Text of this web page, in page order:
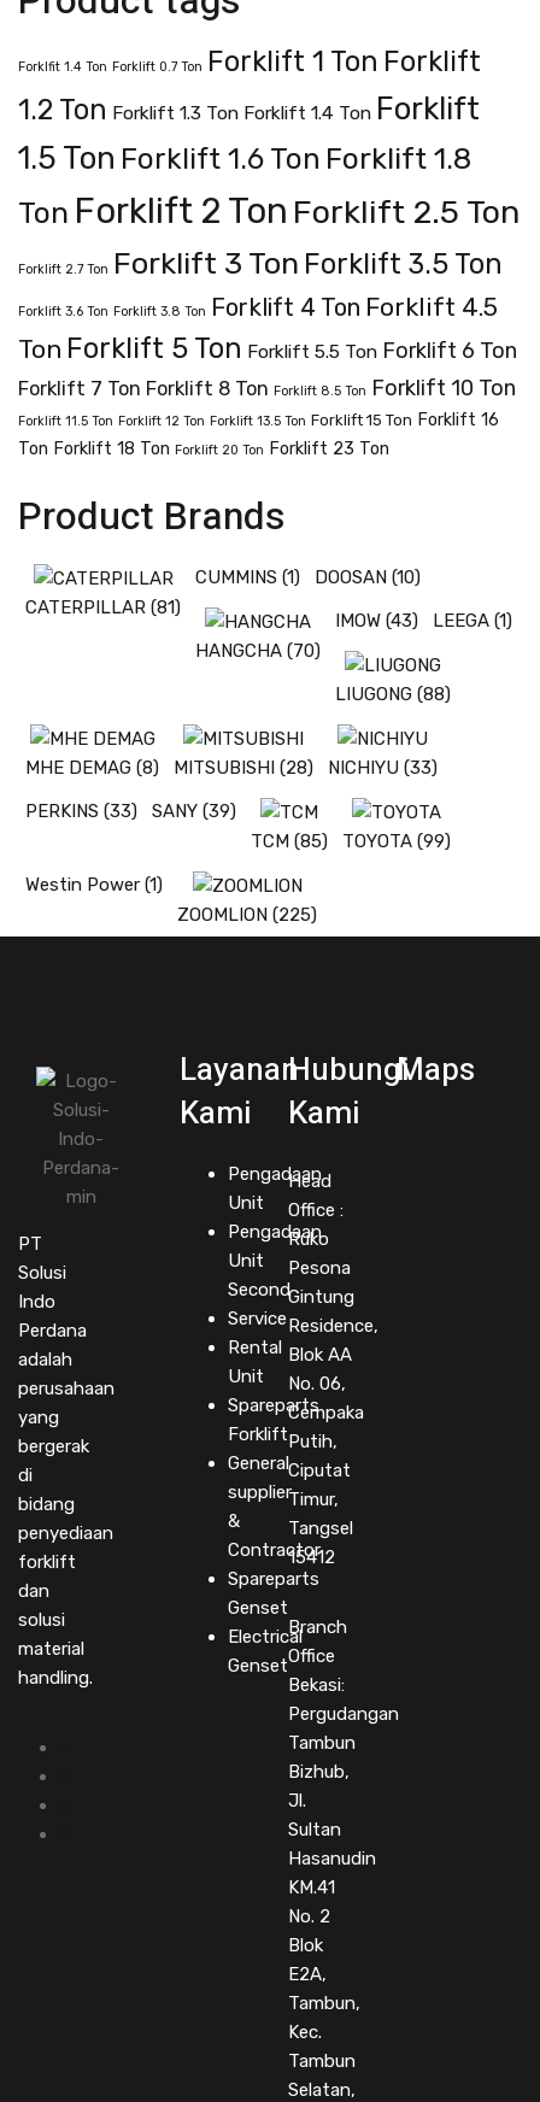
Forklfit 1.4 Ton Forklift 0.7 Ton Forklift 1 Ton Forklift
1.2 Ton Forklift 1.3 Ton Forklift 1.4 Ton Forklift
1.5 Ton Forklift 1.6 Ton Forklift 1.8
Ton Forklift 2 Ton Forklift 2.5 Ton
Forklift 2.7 Ton Forklift 3 Ton Forklift 3.5 Ton
Forklift 3.6 Ton Forklift 3.8 Ton Forklift 4 Ton Forklift 4.5
Ton Forklift 5 Ton Forklift 5.5 Ton Forklift 6 Ton
Forklift 7 Ton Forklift 8 Ton Forklift 8.5 Ton Forklift 10 Ton
Forklift 11.5 Ton Forklift 12 Ton Forklift 13.5 Ton Forklift 15 Ton Forklift 16
Ton Forklift 18 Ton Forklift 20 Ton Forklift 23 Ton
Product Brands
CATERPILLAR (81)
CUMMINS (1) DOOSAN (10)
HANGCHA (70)
IMOW (43) LEEGA (1)
LIUGONG (88)
MHE DEMAG (8) MITSUBISHI (28) NICHIYU (33)
PERKINS (33) SANY (39)
TCM (85) TOYOTA (99)
Westin Power (1)
ZOOMLION (225)
PT
Solusi
Indo
Perdana
adalah
perusahaan
yang
bergerak
di
bidang
penyediaan
forklift
dan
solusi
material
handling.
Layanan
Kami
Pengadaan
Unit
Pengadaan
Unit
Second
Service
Rental
Unit
Spareparts
Forklift
General
supplier
&
Contractor
Spareparts
Genset
Electrical
Genset
Hubungi
Kami
Head
Office :
Ruko
Pesona
Gintung
Residence,
Blok AA
No. 06,
Cempaka
Putih,
Ciputat
Timur,
Tangsel
15412
Branch
Office
Bekasi:
Pergudangan
Tambun
Bizhub,
Jl.
Sultan
Hasanudin
KM.41
No. 2
Blok
E2A,
Tambun,
Kec.
Tambun
Selatan,
Maps